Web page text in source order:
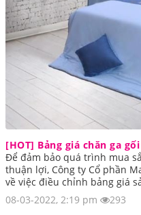
[HOT] Bảng giá chăn ga
Để đảm bảo quá trình mua
thuận lợi, Công ty Cổ phần
về việc điều chỉnh bảng giá
08-03-2022, 2:19 pm
293